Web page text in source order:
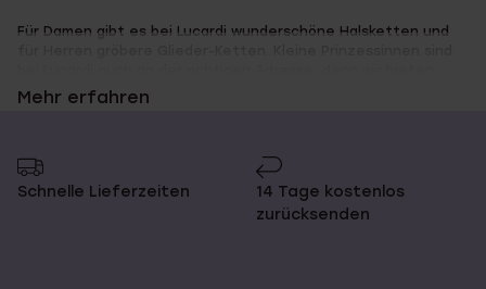
Für Damen gibt es bei Lucardi wunderschöne Halsketten und
schöne Kinderketten mit verschiedenen Anhängern wie
Mehr erfahren
Schnelle Lieferzeiten
14 Tage kostenlos
zurücksenden